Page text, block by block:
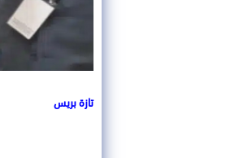
تازة بريس